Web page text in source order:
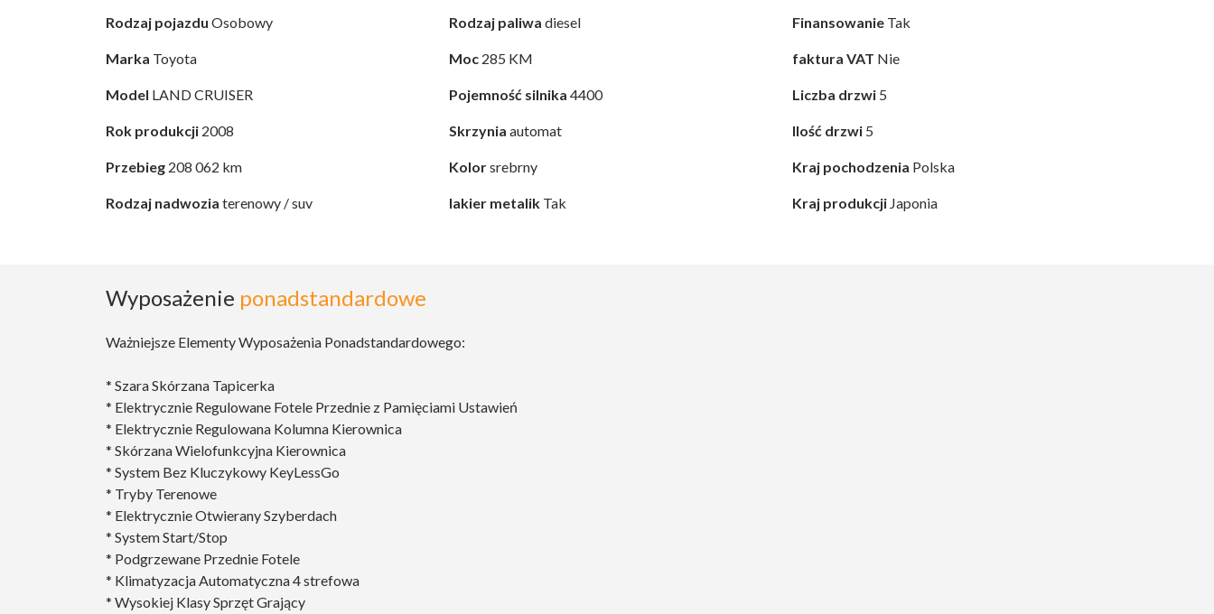
Rodzaj pojazdu Osobowy
Marka Toyota
Model LAND CRUISER
Rok produkcji 2008
Przebieg 208 062 km
Rodzaj nadwozia terenowy / suv
Rodzaj paliwa diesel
Moc 285 KM
Pojemność silnika 4400
Skrzynia automat
Kolorsrebrny
lakier metalik Tak
Finansowanie Tak
faktura VAT Nie
Liczba drzwi 5
Ilość drzwi 5
Kraj pochodzenia Polska
Kraj produkcji Japonia
Wyposażenie ponadstandardowe
Ważniejsze Elementy Wyposażenia Ponadstandardowego:
* Szara Skórzana Tapicerka
* Elektrycznie Regulowane Fotele Przednie z Pamięciami Ustawień
* Elektrycznie Regulowana Kolumna Kierownica
* Skórzana Wielofunkcyjna Kierownica
* System Bez Kluczykowy KeyLessGo
* Tryby Terenowe
* Elektrycznie Otwierany Szyberdach
* System Start/Stop
* Podgrzewane Przednie Fotele
* Klimatyzacja Automatyczna 4 strefowa
* Wysokiej Klasy Sprzęt Grający